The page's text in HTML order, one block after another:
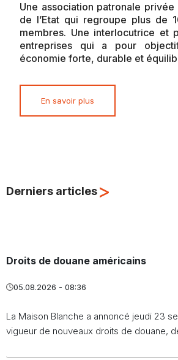
Une association patronale
de l’Etat qui regroupe plus de
membres. Une interlocutrice et
entreprises qui a pour
économie forte, durable et
En savoir plus
Derniers articles>
Droits de douane américains
05.08.2026 - 08:36
La Maison Blanche a annoncé jeudi 23
vigueur de nouveaux droits de douane,